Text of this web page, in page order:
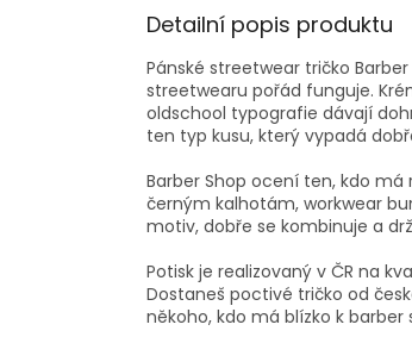
Detailní popis produktu
Pánské streetwear tričko
streetwearu pořád funguje.
oldschool typografie dávají
ten typ kusu, který vypadá
Barber Shop ocení ten, kdo
černým kalhotám, workwear
motiv, dobře se kombinuje a
Potisk je realizovaný v ČR na
Dostaneš poctivé tričko od
někoho, kdo má blízko k